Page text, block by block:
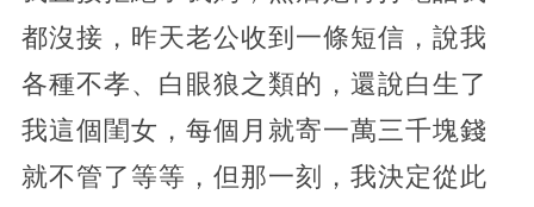
都沒接，昨天老公收到一條短信，說我
各種不孝、白眼狼之類的，還說白生了
我這個閨女，每個月就寄一萬三千塊錢
就不管了等等，但那一刻，我決定從此